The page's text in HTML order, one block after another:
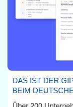
DAS IST DER
BEIM